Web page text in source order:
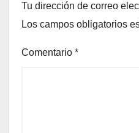
Tu dirección de correo
Los campos obligatorios
Comentario *